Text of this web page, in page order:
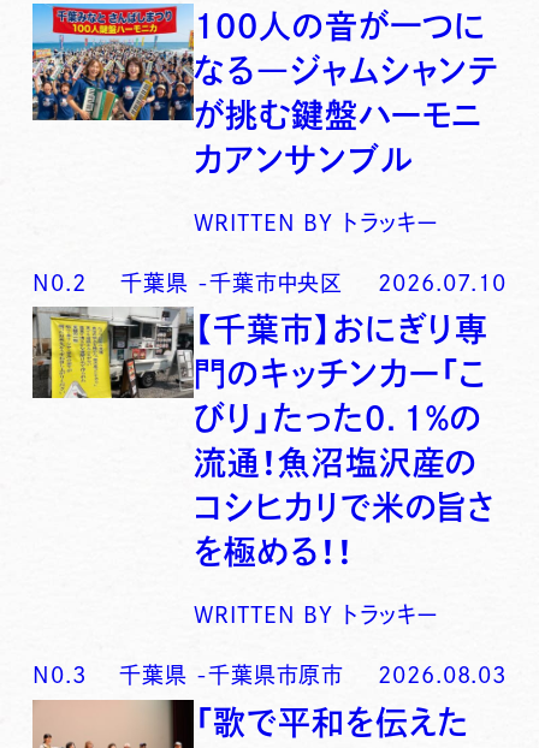
100人の音が一つに
なる―ジャムシャンテ
が挑む鍵盤ハーモニ
カアンサンブル
WRITTEN BY トラッキー
N0. 2 千葉県 -千葉市中央区 2026.07.10
【千葉市】おにぎり専
門のキッチンカー「こ
びり」たった0．1％の
流通！魚沼塩沢産の
コシヒカリで米の旨さ
を極める！！
WRITTEN BY トラッキー
N0. 3 千葉県 -千葉県市原市 2026.08.03
「歌で平和を伝えた